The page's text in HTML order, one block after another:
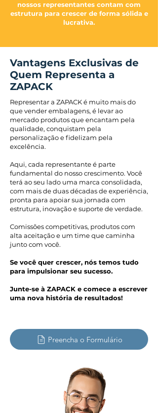
nossos representantes contam com
estrutura para crescer de forma sólida e
lucrativa.
Vantagens Exclusivas de
Quem Representa a
ZAPACK
Representar a ZAPACK é muito mais do
que vender embalagens, é levar ao
mercado produtos que encantam pela
qualidade, conquistam pela
personalização e fidelizam pela
excelência.
Aqui, cada representante é parte
fundamental do nosso crescimento. Você
terá ao seu lado uma marca consolidada,
com mais de duas décadas de experiência,
pronta para apoiar sua jornada com
estrutura, inovação e suporte de verdade.
Comissões competitivas, produtos com
alta aceitação e um time que caminha
junto com você.
Se você quer crescer, nós temos tudo
para impulsionar seu sucesso.
Junte-se à ZAPACK e comece a escrever
uma nova história de resultados!
Preencha o Formulário